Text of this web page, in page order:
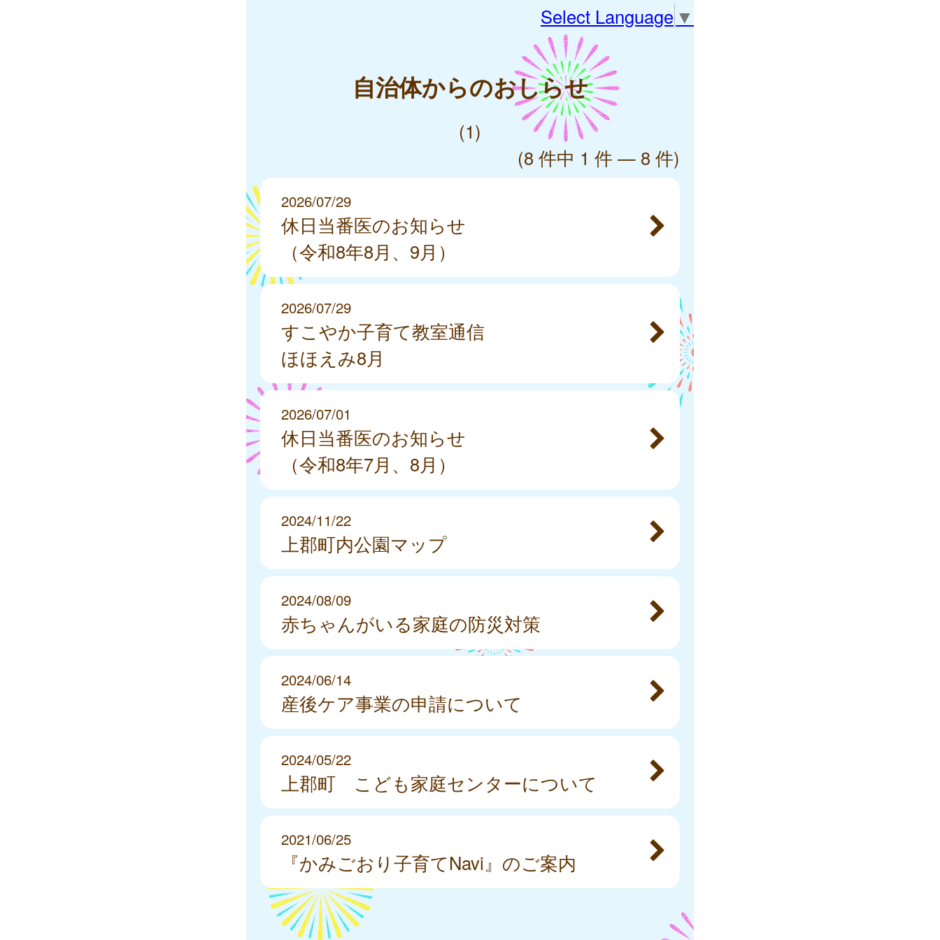
Select Language ▼
自治体からのおしらせ
(1)
(8 件中 1 件 — 8 件)
2026/07/29
休日当番医のお知らせ
（令和8年8月、9月）
2026/07/29
すこやか子育て教室通信
ほほえみ8月
2026/07/01
休日当番医のお知らせ
（令和8年7月、8月）
2024/11/22
上郡町内公園マップ
2024/08/09
赤ちゃんがいる家庭の防災対策
2024/06/14
産後ケア事業の申請について
2024/05/22
上郡町 こども家庭センターについて
2021/06/25
『かみごおり子育てNavi』のご案内